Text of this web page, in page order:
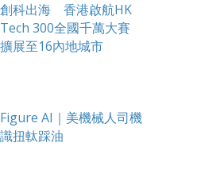
創科出海 香港啟航HK
Tech 300全國千萬大賽
擴展至16內地城市
Figure AI｜美機械人司機
識扭軚踩油